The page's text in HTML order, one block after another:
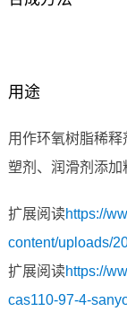
用途
用作环氧树脂稀
塑剂、润滑剂添加
扩展阅读https://
content/uploads/
扩展阅读https://
cas110-97-4-